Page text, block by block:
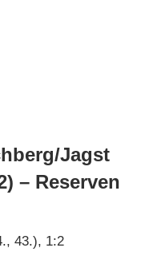
Jagst
– Reserven
43.), 1:2